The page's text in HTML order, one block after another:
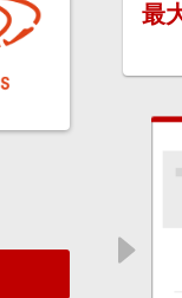
最